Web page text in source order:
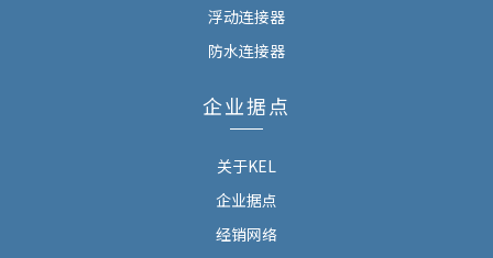
浮动连接器
防水连接器
企业据点
关于KEL
企业据点
经销网络